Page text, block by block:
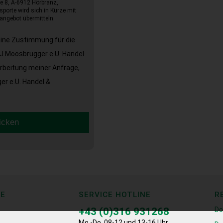
8, A-6912 Hörbranz,
wird sich in Kürze mit
übermitteln.
Zustimmung für die
e.U. Handel
meiner Anfrage,
e.U. Handel &
SERVICE HOTLINE
+43 (0)316 931268